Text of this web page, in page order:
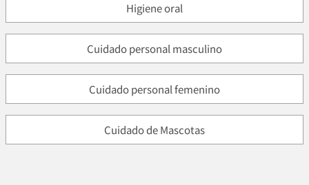
Higiene oral
Cuidado personal masculino
Cuidado personal femenino
Cuidado de Mascotas